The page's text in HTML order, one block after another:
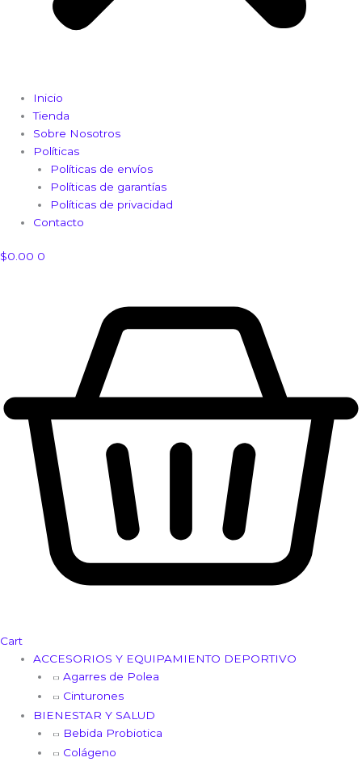
Inicio
Tienda
Sobre Nosotros
Políticas
Políticas de envíos
Políticas de garantías
Políticas de privacidad
Contacto
$0.00 0
Cart
ACCESORIOS Y EQUIPAMIENTO DEPORTIVO
Agarres de Polea
Cinturones
BIENESTAR Y SALUD
Bebida Probiotica
Colágeno